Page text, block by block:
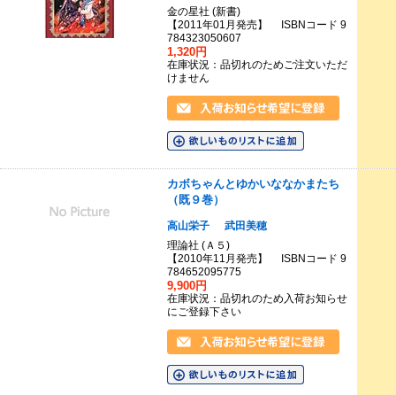
金の星社 (新書)
【2011年01月発売】 ISBNコード 9
784323050607
1,320円
在庫状況：品切れのためご注文いただ
けません
カボちゃんとゆかいななかまたち
（既９巻）
高山栄子
武田美穂
理論社 (Ａ５)
【2010年11月発売】 ISBNコード 9
784652095775
9,900円
在庫状況：品切れのため入荷お知らせ
にご登録下さい